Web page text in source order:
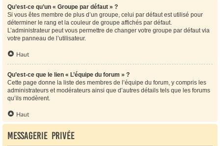
Qu’est-ce qu’un « Groupe par défaut » ?
Si vous êtes membre de plus d’un groupe, celui par défaut est utilisé pour
déterminer le rang et la couleur de groupe affichés par défaut.
L’administrateur peut vous permettre de changer votre groupe par défaut via
votre panneau de l’utilisateur.
Haut
Qu’est-ce que le lien « L’équipe du forum » ?
Cette page donne la liste des membres de l’équipe du forum, y compris les
administrateurs et modérateurs ainsi que d’autres détails tels que les forums
qu’ils modèrent.
Haut
Messagerie privée